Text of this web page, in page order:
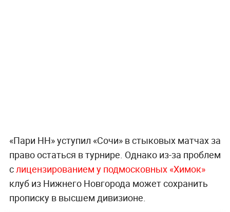
«Пари НН» уступил «Сочи» в стыковых матчах за
право остаться в турнире. Однако из-за проблем
с лицензированием у подмосковных «Химок»
клуб из Нижнего Новгорода может сохранить
прописку в высшем дивизионе.